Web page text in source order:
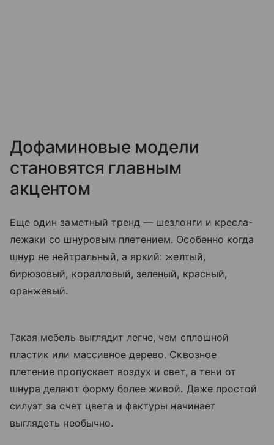
Дофаминовые модели
становятся главным
акцентом
Еще один заметный тренд — шезлонги и кресла-
лежаки со шнуровым плетением. Особенно когда
шнур не нейтральный, а яркий: желтый,
бирюзовый, коралловый, зеленый, красный,
оранжевый.
Такая мебель выглядит легче, чем сплошной
пластик или массивное дерево. Сквозное
плетение пропускает воздух и свет, а тени от
шнура делают форму более живой. Даже простой
силуэт за счет цвета и фактуры начинает
выглядеть необычно.